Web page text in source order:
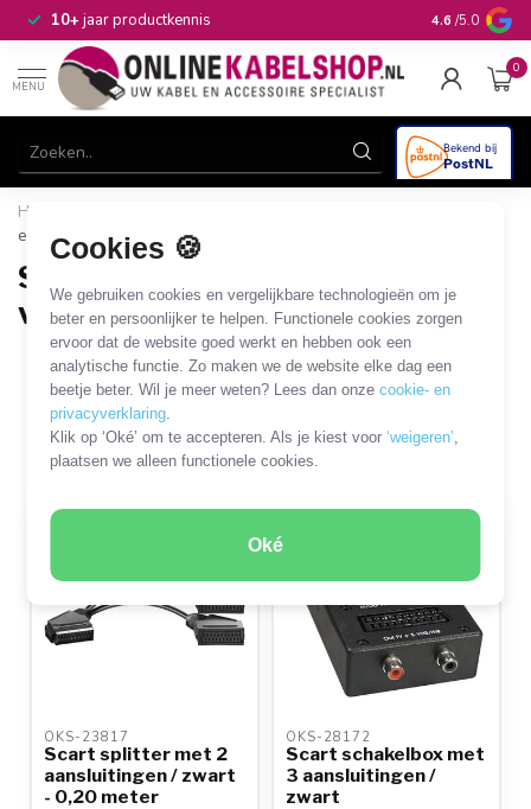
Cookies 🍪
We gebruiken cookies en vergelijkbare technologieën om je
beter en persoonlijker te helpen. Functionele cookies zorgen
ervoor dat de website goed werkt en hebben ook een
analytische functie. Zo maken we de website elke dag een
beetje beter. Wil je meer weten? Lees dan onzecookie- en
privacyverklaring.
Klik op ‘Oké’ om te accepteren. Als je kiest voor‘weigeren’,
plaatsen we alleen functionele cookies.
Oké
10+jaar productkennis 4.6 /5.0
MENU
0
Home
en verdelers
Scart schakelaars, splitters en
verdelers
Scart schakelaars Scart verdeler/splitter
8 PRODUCTEN
Filters
OKS-23817
Scart splitter met 2
aansluitingen / zwart
- 0,20 meter
OKS-28172
Scart schakelbox met
3 aansluitingen /
zwart